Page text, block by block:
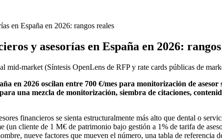
en España en 2026: rangos reales
y asesorías en España en 2026:
mid-market (Síntesis OpenLens de RFP y rate cards públicas de
en 2026 oscilan entre 700 €/mes para monitorización de
una mezcla de monitorización, siembra de citaciones,
financieros se sienta estructuralmente más alto que dental o
cliente de 1 M€ de patrimonio bajo gestión a 1% de tarifa de
nueve factores que mueven el número, una tabla de referencia